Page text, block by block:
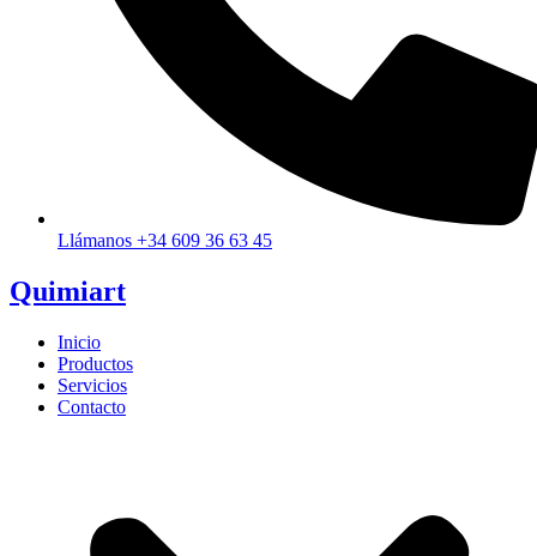
Llámanos +34 609 36 63 45
Quimiart
Inicio
Productos
Servicios
Contacto